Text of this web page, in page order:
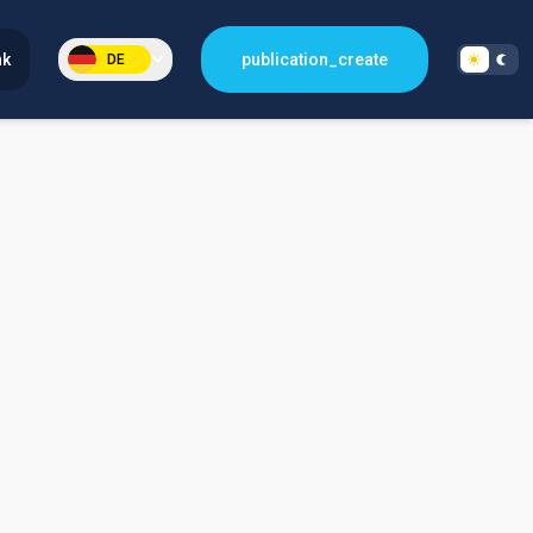
DE publication_create